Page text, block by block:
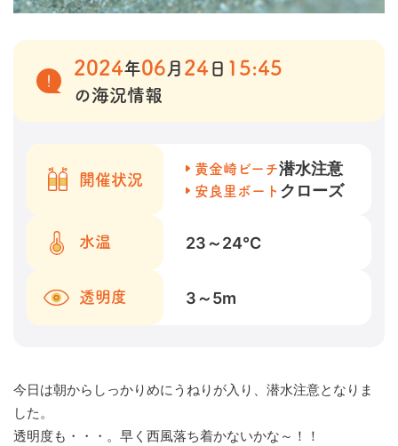
2024年06 月 24 日 15:45
の海況情報
開催状況
黄金崎ビーチ潜水注意
安良里ボート クローズ
水温 23～24℃
透明度 3～5m
今日は朝からしっかりめにうねりが入り、潜水注意となりま
した。
透明度も・・・。早く西風落ち着かないかな～！！